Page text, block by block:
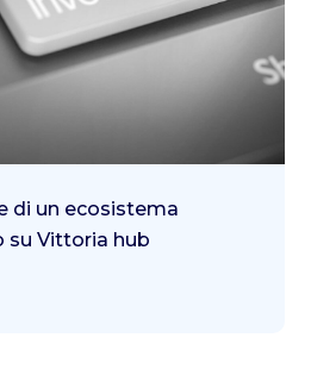
di un ecosistema
su Vittoria hub